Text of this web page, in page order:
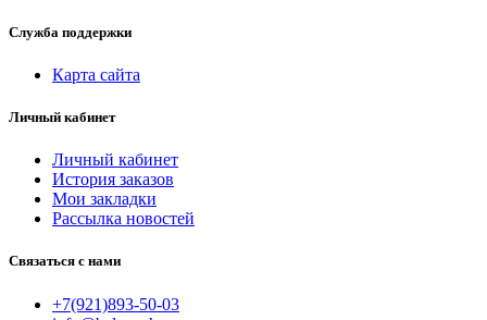
Служба поддержки
Карта сайта
Личный кабинет
Личный кабинет
История заказов
Мои закладки
Рассылка новостей
Связаться с нами
+7(921)893-50-03